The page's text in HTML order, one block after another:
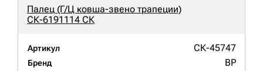
Палец (Г/Ц ковша-звено трапеции)
СК-6191114 СК
Артикул СК-45747
Бренд BP